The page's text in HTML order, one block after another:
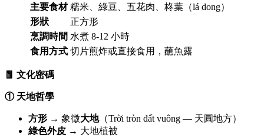
主要食材 糯米、綠豆、五花肉、柊葉（lá dong）
形狀
正方形
烹調時間 水煮 8-12 小時
食用方式 切片煎炸或直接食用，蘸魚露
🧧 文化密碼
① 天地哲學
方形 → 象徵大地（Trời tròn đất vuông — 天圓地方）
綠色外皮 → 大地植被